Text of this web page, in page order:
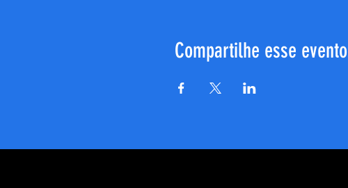
Compartilhe esse evento